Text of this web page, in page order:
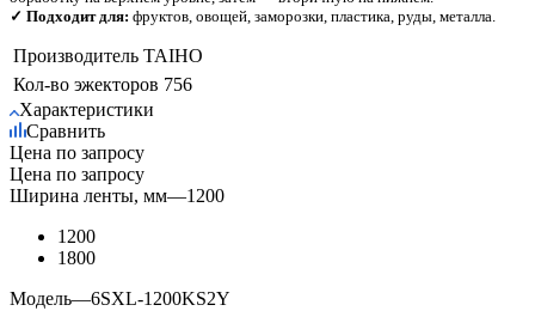
✓ Подходит для: фруктов, овощей, заморозки, пластика, руды, металла.
Производитель TAIHO
Кол-во эжекторов 756
Характеристики
Сравнить
Цена по запросу
Цена по запросу
Ширина ленты, мм—1200
1200
1800
Модель—6SXL-1200KS2Y